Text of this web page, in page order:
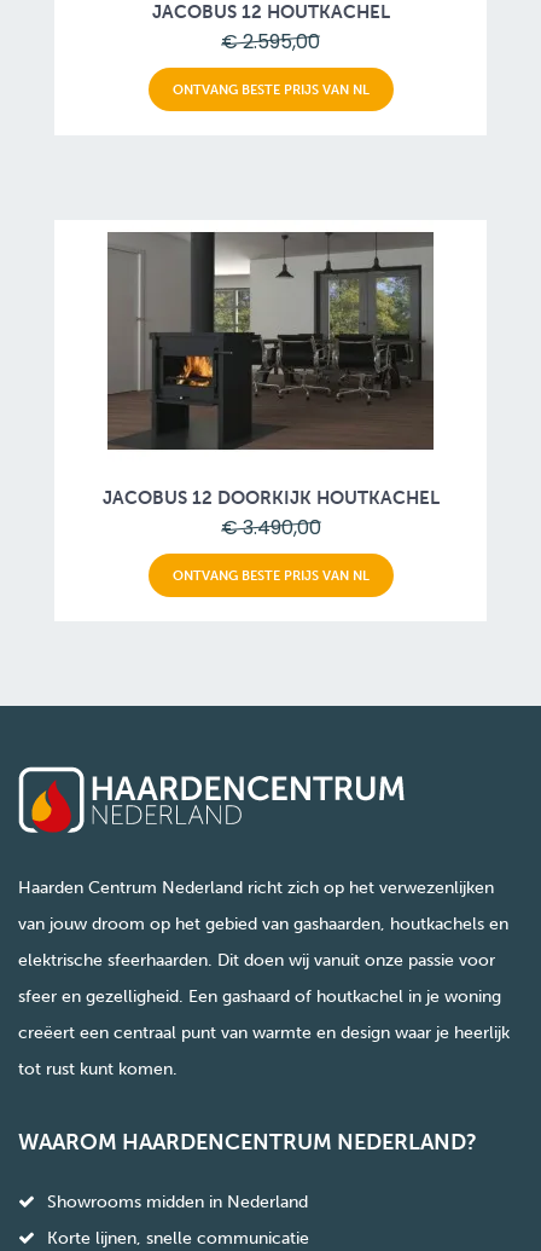
JACOBUS 12 HOUTKACHEL
€ 2.595,00
ONTVANG BESTE PRIJS VAN NL
JACOBUS 12 DOORKIJK HOUTKACHEL
€ 3.490,00
ONTVANG BESTE PRIJS VAN NL
Haarden Centrum Nederland richt zich op het verwezenlijken
van jouw droom op het gebied van gashaarden, houtkachels en
elektrische sfeerhaarden. Dit doen wij vanuit onze passie voor
sfeer en gezelligheid. Een gashaard of houtkachel in je woning
creëert een centraal punt van warmte en design waar je heerlijk
tot rust kunt komen.
WAAROM HAARDENCENTRUM NEDERLAND?
Showrooms midden in Nederland
Korte lijnen, snelle communicatie